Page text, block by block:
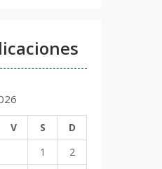
V S
D
1
2